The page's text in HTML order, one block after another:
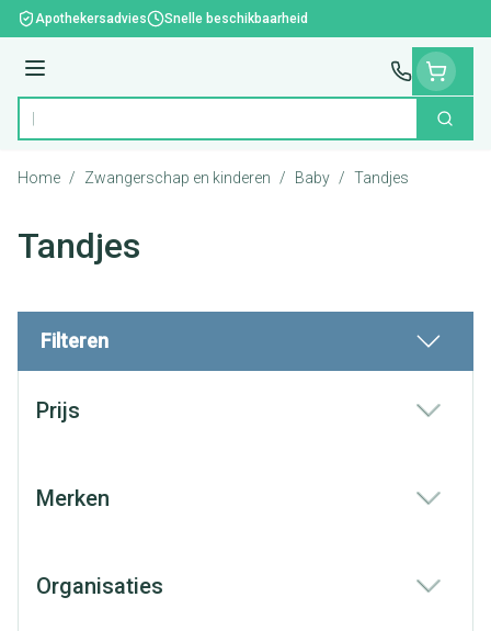
Ga naar de inhoud
Apothekersadvies Snelle beschikbaarheid
Menu
Product, merk, categorie... Zoek
Home / Zwangerschap en kinderen / Baby / Tandjes
Tandjes
Filteren
Prijs
Merken
Organisaties